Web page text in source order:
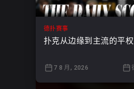
德扑赛事
扑克从边缘到主流的平
7 8 月, 2026